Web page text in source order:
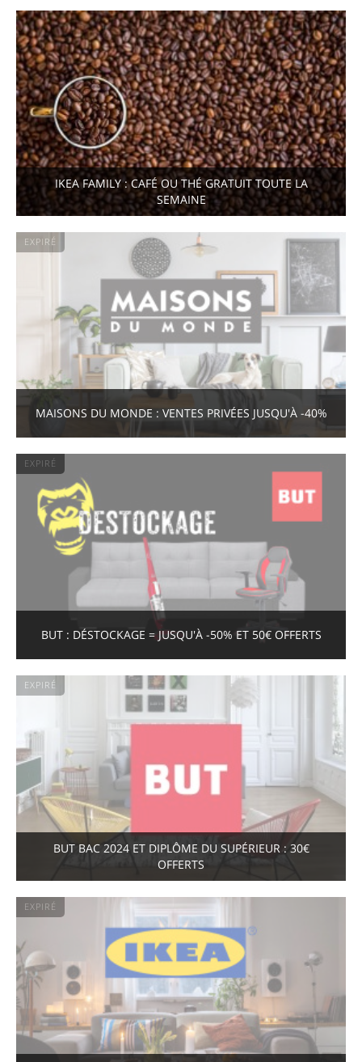
IKEA FAMILY : CAFÉ OU THÉ GRATUIT TOUTE LA
SEMAINE
EXPIRÉ
MAISONS DU MONDE : VENTES PRIVÉES JUSQU'À -40%
EXPIRÉ
BUT : DÉSTOCKAGE = JUSQU'À -50% ET 50€ OFFERTS
EXPIRÉ
BUT BAC 2024 ET DIPLÔME DU SUPÉRIEUR : 30€
OFFERTS
EXPIRÉ